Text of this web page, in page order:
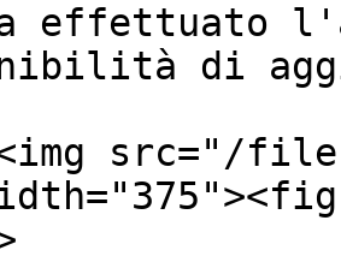
effettuato
di
src="/files/